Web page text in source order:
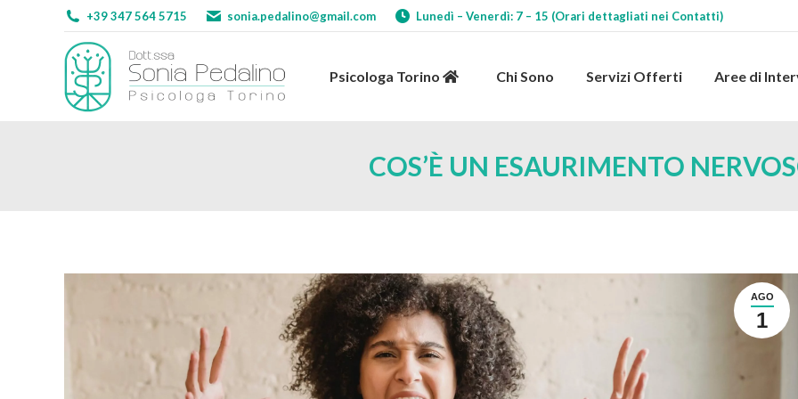
+39 347 564 5715 sonia.pedalino@gmail.com Lunedì – Venerdì: 7 – 15 (Orari dettagliati nei Contatti)
Psicologa Torino Chi Sono Servizi Offerti Aree di
COS’È UN ESAURIMENTO
AGO
1
Psicologa Torino Chi Sono Servizi Offerti Aree di